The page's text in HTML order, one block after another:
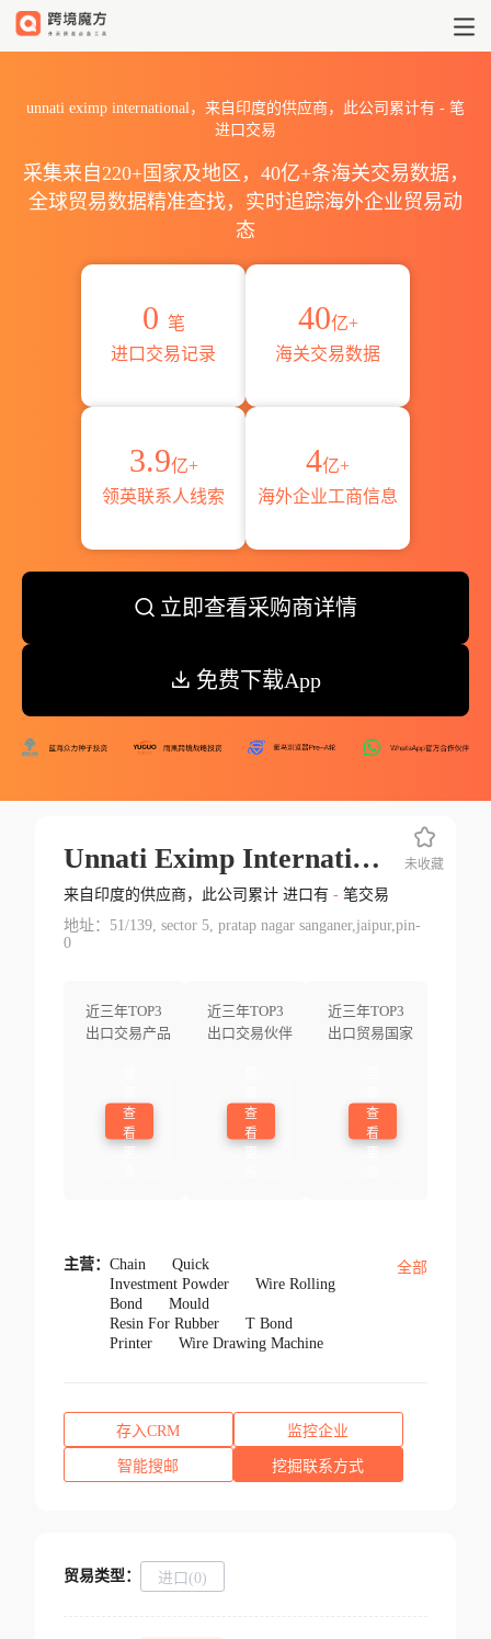
unnati eximp international，来自印度的供应商，此公司累计有 - 笔
进口交易
采集来自220+国家及地区，40亿+条海关交易数据，
全球贸易数据精准查找，实时追踪海外企业贸易动
态
0 笔
进口交易记录
40亿+
海关交易数据
3.9亿+
领英联系人线索
4亿+
海外企业工商信息
立即查看采购商详情
免费下载App
Unnati Eximp International
来自印度的供应商，此公司累计 进口有 -笔交易
地址：51/139, sector 5, pratap nagar sanganer,jaipur,pin-
0
近三年TOP3
出口交易产品
查
看
近三年TOP3
出口交易伙伴
查
看
近三年TOP3
出口贸易国家
查
看
未收藏
主营： Chain
Quick
Investment Powder
Wire Rolling
Bond
Mould
Resin For Rubber
T Bond
Printer
Wire Drawing Machine
全部
存入CRM 监控企业
智能搜邮 挖掘联系方式
贸易类型： 进口(0)